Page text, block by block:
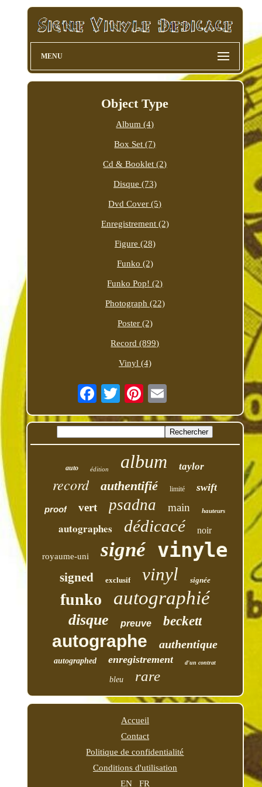
MENU
Object Type
Album (4)
Box Set (7)
Cd & Booklet (2)
Disque (73)
Dvd Cover (5)
Enregistrement (2)
Figure (28)
Funko (2)
Funko Pop! (2)
Photograph (22)
Poster (2)
Record (899)
Vinyl (4)
auto édition album taylor
record authentifié limité swift
proof vert psadna main hauteurs
autographes dédicacé noir
royaume-uni signé vinyle
signed exclusif vinyl signée
funko autographié
disque preuve beckett
autographe authentique
autographed enregistrement d'un contrat
bleu rare
Accueil
Contact
Politique de confidentialité
Conditions d'utilisation
EN
FR